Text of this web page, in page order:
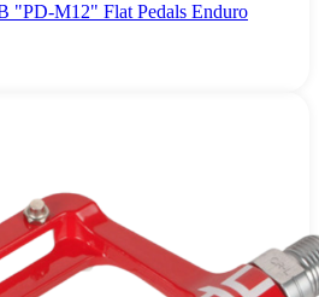
"PD-M12" Flat Pedals Enduro